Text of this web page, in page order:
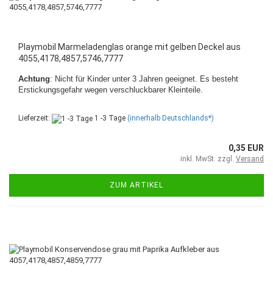
Playmobil Marmeladenglas orange mit gelben Deckel aus
4055,4178,4857,5746,7777
Achtung: Nicht für Kinder unter 3 Jahren geeignet. Es besteht
Erstickungsgefahr wegen verschluckbarer Kleinteile.
Lieferzeit: 1 -3 Tage (innerhalb Deutschlands*)
0,35 EUR
inkl. MwSt. zzgl. Versand
ZUM ARTIKEL